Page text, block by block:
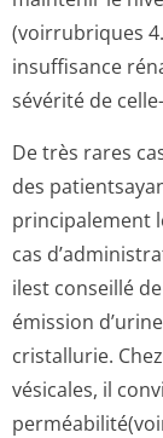
(voirrubriques
insuffisance
sévérité de
De très rares
des
principalement
cas
ilest conseillé
émission
cristallurie.
vésicales, il